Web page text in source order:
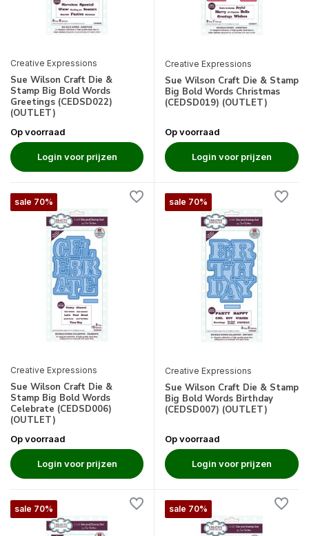
Creative Expressions
Sue Wilson Craft Die &
Stamp Big Bold Words
Greetings (CEDSD022)
(OUTLET)
Op voorraad
Login voor prijzen
Creative Expressions
Sue Wilson Craft Die & Stamp
Big Bold Words Christmas
(CEDSD019) (OUTLET)
Op voorraad
Login voor prijzen
sale 70%
Creative Expressions
Sue Wilson Craft Die &
Stamp Big Bold Words
Celebrate (CEDSD006)
(OUTLET)
Op voorraad
Login voor prijzen
sale 70%
Creative Expressions
Sue Wilson Craft Die & Stamp
Big Bold Words Birthday
(CEDSD007) (OUTLET)
Op voorraad
Login voor prijzen
sale 70% sale 70%